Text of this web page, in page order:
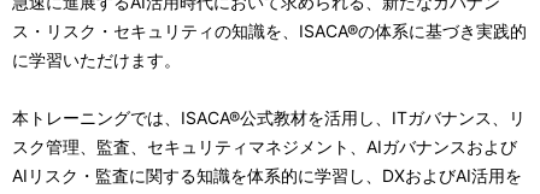
ス・リスク・セキュリティの知識を、ISACA®の体系に基づき実践的
に学習いただけます。
本トレーニングでは、ISACA®公式教材を活用し、ITガバナンス、リ
スク管理、監査、セキュリティマネジメント、AIガバナンスおよび
AIリスク・監査に関する知識を体系的に学習し、DXおよびAI活用を